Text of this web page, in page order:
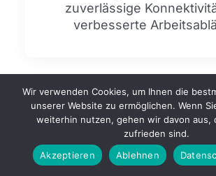
zuverlässige
verbesserte
Wir verwenden Cookies, um Ihnen die
unserer Website zu ermöglichen. Wenn
weiterhin nutzen, gehen wir davon aus,
zufrieden sind.
Akzeptieren
Ablehnen